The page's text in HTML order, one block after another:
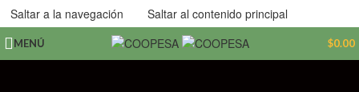
Saltar a la navegación Saltar al contenido principal
MENÚ $0.00